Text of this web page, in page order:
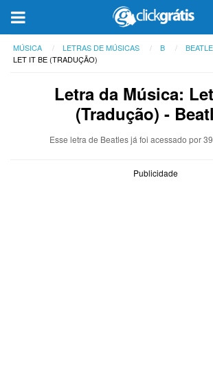
MÚSICA LETRAS DE MÚSICAS B
LET IT BE (TRADUÇÃO)
Letra da Música:
(Tradução) -
Esse letra de Beatles já foi acessado por
Publicidade